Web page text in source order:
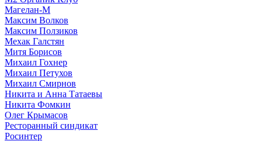
Магелан-М
Максим Волков
Максим Ползиков
Мехак Галстян
Митя Борисов
Михаил Гохнер
Михаил Петухов
Михаил Смирнов
Никита и Анна Татаевы
Никита Фомкин
Олег Крымасов
Ресторанный синдикат
Росинтер